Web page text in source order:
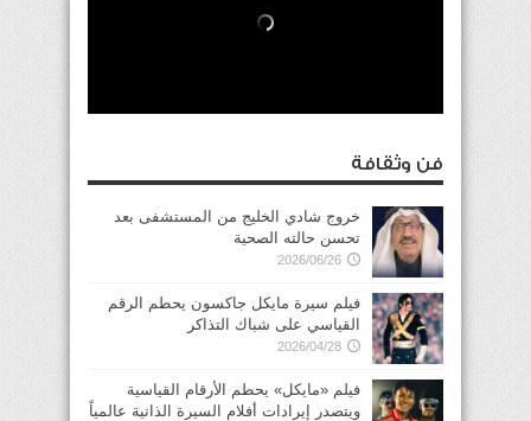
فن وثقافة
خروج شادي الخليج من المستشفى بعد
تحسن حالته الصحية
2026/06/26
فيلم سيرة مايكل جاكسون يحطم الرقم
القياسي على شباك التذاكر
2026/04/28
فيلم «مايكل» يحطم الأرقام القياسية
ويتصدر إيرادات أفلام السيرة الذاتية عالمياً